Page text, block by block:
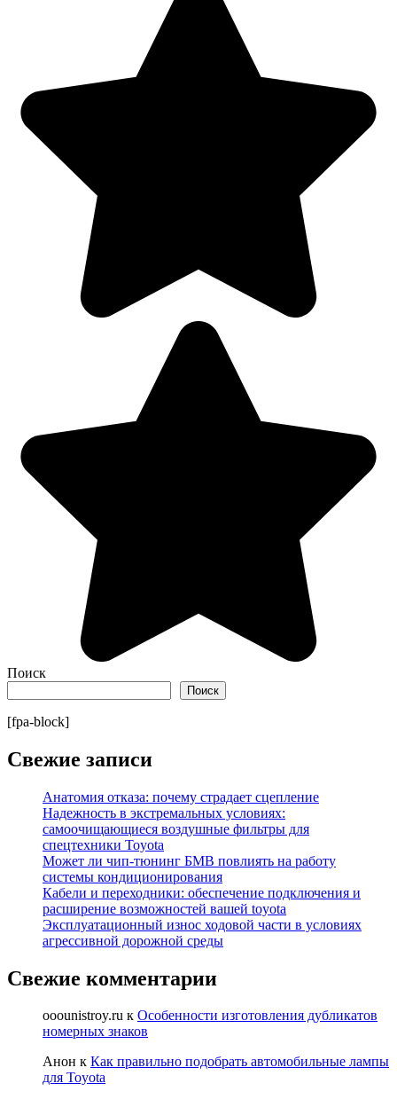
Поиск
Поиск
[fpa-block]
Свежие записи
Анатомия отказа: почему страдает сцепление
Надежность в экстремальных условиях:
самоочищающиеся воздушные фильтры для
спецтехники Toyota
Может ли чип-тюнинг БМВ повлиять на работу
системы кондиционирования
Кабели и переходники: обеспечение подключения и
расширение возможностей вашей toyota
Эксплуатационный износ ходовой части в условиях
агрессивной дорожной среды
Свежие комментарии
ooounistroy.ru к Особенности изготовления дубликатов
номерных знаков
Анон к Как правильно подобрать автомобильные лампы
для Toyota